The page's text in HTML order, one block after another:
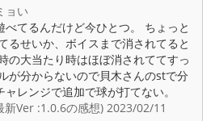
ョい
てるんだけど今ひとつ。 ちょっと
るせいか、ボイスまで消されてると
の大当たり時はほぼ消されててすっ
が分からないので貝木さんのstで分
レンジで追加で球が打てない。
Ver :1.0.6の感想) 2023/02/11